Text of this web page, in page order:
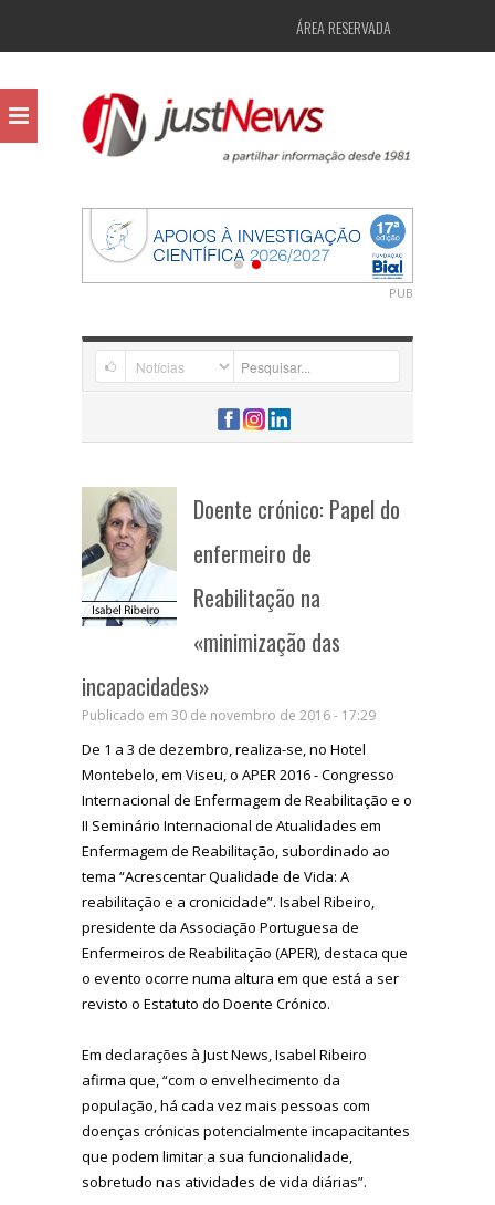
ÁREA RESERVADA
PUB
Doente crónico: Papel do
enfermeiro de
Reabilitação na
«minimização das
incapacidades»
Publicado em 30 de novembro de 2016 - 17:29
De 1 a 3 de dezembro, realiza-se, no Hotel
Montebelo, em Viseu, o APER 2016 - Congresso
Internacional de Enfermagem de Reabilitação e o
II Seminário Internacional de Atualidades em
Enfermagem de Reabilitação, subordinado ao
tema “Acrescentar Qualidade de Vida: A
reabilitação e a cronicidade”. Isabel Ribeiro,
presidente da Associação Portuguesa de
Enfermeiros de Reabilitação (APER), destaca que
o evento ocorre numa altura em que está a ser
revisto o Estatuto do Doente Crónico.
Em declarações à Just News, Isabel Ribeiro
afirma que, “com o envelhecimento da
população, há cada vez mais pessoas com
doenças crónicas potencialmente incapacitantes
que podem limitar a sua funcionalidade,
sobretudo nas atividades de vida diárias”.